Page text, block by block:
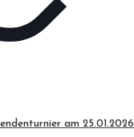
am 25.01.2026